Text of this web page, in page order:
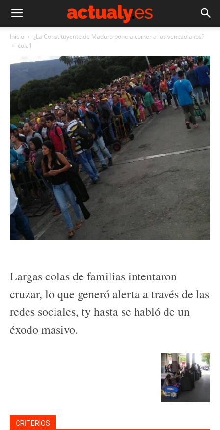
Inicio
¿La Constituyente de Maduro pone a correr a los venezolanos?
cola1
Largas colas de familias intentaron
cruzar, lo que generó alerta a través de las
redes sociales, ty hasta se habló de un
éxodo masivo.
CRITERIOS